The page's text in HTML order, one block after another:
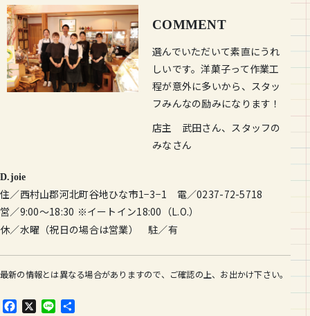
COMMENT
選んでいただいて素直にうれ
しいです。洋菓子って作業工
程が意外に多いから、スタッ
フみんなの励みになります！
店主 武田さん、スタッフの
みなさん
D.joie
住／西村山郡河北町谷地ひな市1−3−1 電／0237-72-5718
営／9:00〜18:30 ※ イートイン18:00（L.O.）
休／水曜（祝日の場合は営業） 駐／有
最新の情報とは異なる場合がありますので、ご確認の上、お出かけ下さい。
F
X
L